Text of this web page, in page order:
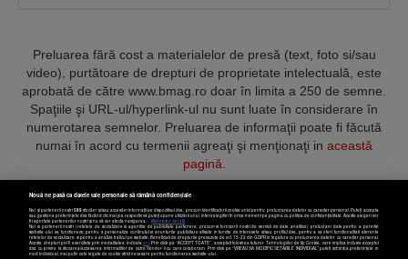
aprobată de către www.bmag.ro doar în limita a 250 de semne.
Spaţiile şi URL-ul/hyperlink-ul nu sunt luate în considerare în
numerotarea semnelor. Preluarea de informaţii poate fi făcută
numai în acord cu termenii agreaţi şi menţionaţi inaceastă
pagină .
Termeni și condiții Confidențialitate
Copyright © 2025 BUSINESSMEX S.A.
Nouă ne pasă ca datele tale personale să rămână confidențiale
Noi și partenerii noștri589stocăm și/sau accesăm informații pe dispozitivul dvs., precum identificatorii cookie unici pentru prelucrarea datelor cu caracter personal. Puteți accepta
sau gestiona preferințele dvs. făcând clic mai jos, respectiv vă puteți opune utilizării unui interes legitim în orice moment pe pagina cu politica de confidențialitate. Aceste alegeri vor
fi raportate partenerilor noștri și nu vă vor afecta navigarea.
Mai multe detalii
Noi si partenerii nostri (retelele de socializare si agentiile de publicitate partenere, precum si furnizorii nostri de servicii de date analitice) prelucram date pentru a permite
website-ului sa functioneze, pentru a personaliza continutul si anunturile publicitare afisate in functie de interesele si/sau profilul dvs., pentru a va oferi functionalitati aferente
retelelor de socializare si pentru a analiza traficul pe website. Beneficiati de drepturile prevazute de art. 15-22 din GDPR in legatura cu prelucrarea datelor cu caracter personal.
Aceste drepturi pot fi exercitate prin modalitatea indicataaici. Prin click pe “ACCEPT TOATE”, acceptati folosirea tuturor Tehnologiilor de tip Cookie, care implica inclusiv acceptul
dvs. cu privire la stocarea/accesarea informatiilor de catre Vendor-ii cu care colaboram. Prin click pe “VREAU SA MODIFIC SETARILE INDIVIDUAL” puteti schimba preferintele in
mod individual, mai putin cele legate de cookie strict necesare pentru functionarea website-ului.